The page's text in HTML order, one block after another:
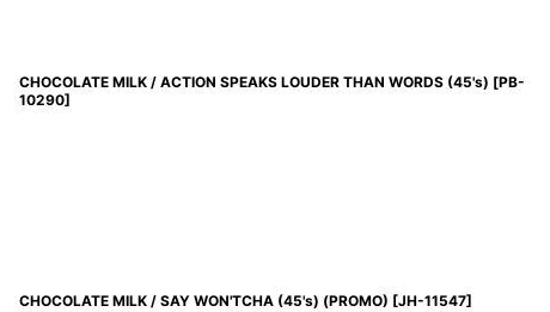
CHOCOLATE MILK / ACTION SPEAKS LOUDER THAN WORDS (45's) [PB-
10290]
CHOCOLATE MILK / SAY WON'TCHA (45's) (PROMO) [JH-11547]